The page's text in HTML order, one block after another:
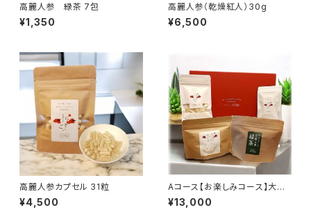
高麗人参 緑茶 7包
¥1,350
高麗人参（乾燥紅人）30g
¥6,500
高麗人参カプセル 31粒
¥4,500
Aコース【お楽しみコース】大切
な人にいつもありがとう❣
¥13,000